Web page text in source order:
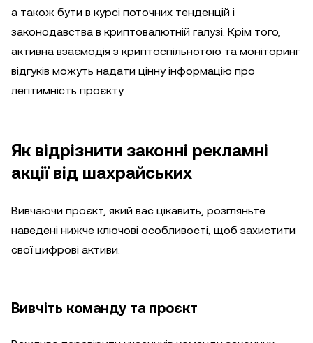
а також бути в курсі поточних тенденцій і
законодавства в криптовалютній галузі. Крім того,
активна взаємодія з криптоспільнотою та моніторинг
відгуків можуть надати цінну інформацію про
легітимність проєкту.
Як відрізнити законні рекламні
акції від шахрайських
Вивчаючи проєкт, який вас цікавить, розгляньте
наведені нижче ключові особливості, щоб захистити
свої цифрові активи.
Вивчіть команду та проєкт